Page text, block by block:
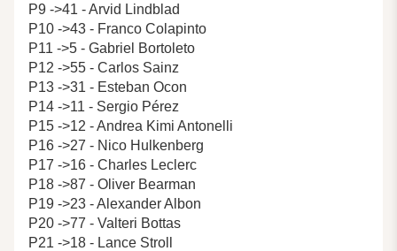
P9 ->41 - Arvid Lindblad
P10 ->43 - Franco Colapinto
P11 ->5 - Gabriel Bortoleto
P12 ->55 - Carlos Sainz
P13 ->31 - Esteban Ocon
P14 ->11 - Sergio Pérez
P15 ->12 - Andrea Kimi Antonelli
P16 ->27 - Nico Hulkenberg
P17 ->16 - Charles Leclerc
P18 ->87 - Oliver Bearman
P19 ->23 - Alexander Albon
P20 ->77 - Valteri Bottas
P21 ->18 - Lance Stroll